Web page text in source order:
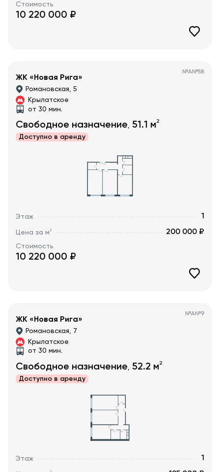
Стоимость
10 220 000 ₽
№А№58
ЖК «Новая Рига»
Романовская, 5
Крылатское
от 30 мин.
Свободное назначение 51.1 м2
Доступно в аренду
Этаж 1
Цена за м2 200 000 ₽
Стоимость
10 220 000 ₽
№А№9
ЖК «Новая Рига»
Романовская, 7
Крылатское
от 30 мин.
Свободное назначение 52.2 м2
Доступно в аренду
Этаж 1